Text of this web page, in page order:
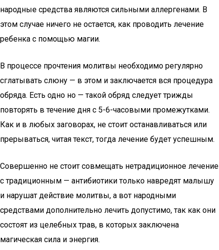
народные средства являются сильными аллергенами. В
этом случае ничего не остается, как проводить лечение
ребенка с помощью магии.
В процессе прочтения молитвы необходимо регулярно
сглатывать слюну — в этом и заключается вся процедура
обряда. Есть одно но — такой обряд следует трижды
повторять в течение дня с 5-6-часовыми промежутками.
Как и в любых заговорах, не стоит останавливаться или
прерываться, читая текст, тогда лечение будет успешным.
Совершенно не стоит совмещать нетрадиционное лечение
с традиционным — антибиотики только навредят малышу
и нарушат действие молитвы, а вот народными
средствами дополнительно лечить допустимо, так как они
состоят из целебных трав, в которых заключена
магическая сила и энергия.